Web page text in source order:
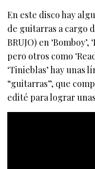
En este disco hay
de guitarras a cargo
BRUJO) en ‘Bomboy’,
pero otros como
‘Tinieblas’ hay unas
“guitarras”, que
edité para lograr